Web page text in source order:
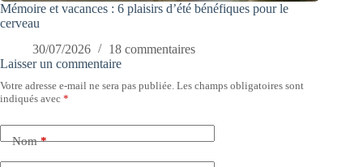
Mémoire et vacances : 6 plaisirs d’été bénéfiques pour le
cerveau
30/07/2026
18 commentaires
Laisser un commentaire
Votre adresse e-mail ne sera pas publiée. Les champs obligatoires sont
indiqués avec *
Nom*